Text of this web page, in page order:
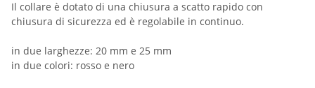
Il collare è dotato di una chiusura a scatto rapido con
chiusura di sicurezza ed è regolabile in continuo.
in due larghezze: 20 mm e 25 mm
in due colori: rosso e nero